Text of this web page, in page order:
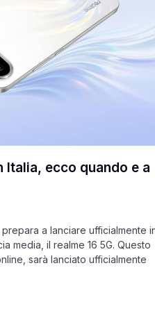
Italia, ecco quando e a
a lanciare ufficialmente
media, il realme 16 5G. Questo
sarà lanciato ufficialmente